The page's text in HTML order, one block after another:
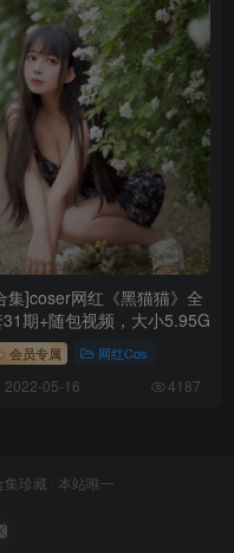
集]coser网红《黑猫猫》全
期+随包视频，大小5.95G
会员专属 网红Cos
2022-05-16 4187
珍藏 · 本站唯一